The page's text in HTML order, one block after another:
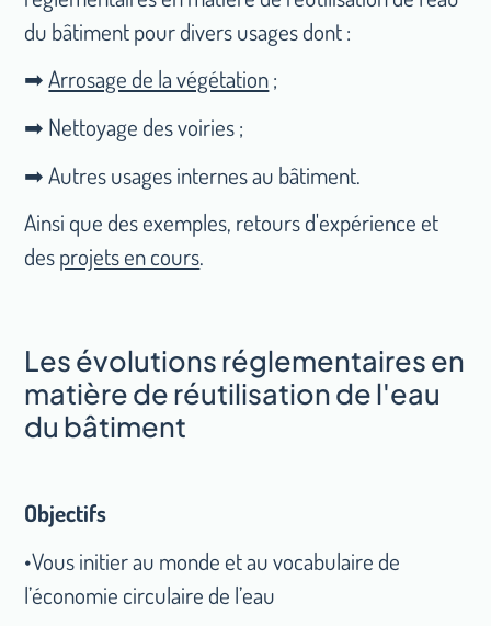
du bâtiment pour divers usages dont :
➡Arrosage de la végétation;
➡ Nettoyage des voiries ;
➡ Autres usages internes au bâtiment.
Ainsi que des exemples, retours d'expérience et
desprojets en cours.
Les évolutions réglementaires en
matière de réutilisation de l'eau
du bâtiment
Objectifs
•Vous initier au monde et au vocabulaire de
l’économie circulaire de l’eau